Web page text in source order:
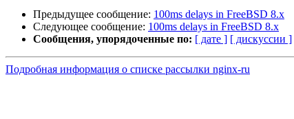
Предыдущее сообщение: 100ms delays in FreeBSD 8.x
Следующее сообщение: 100ms delays in FreeBSD 8.x
Сообщения, упорядоченные по: [ дате ] [ дискуссии ]
Подробная информация о списке рассылки nginx-ru